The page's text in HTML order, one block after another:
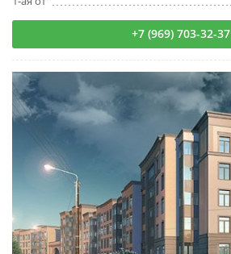
+7 (969) 703-32-37